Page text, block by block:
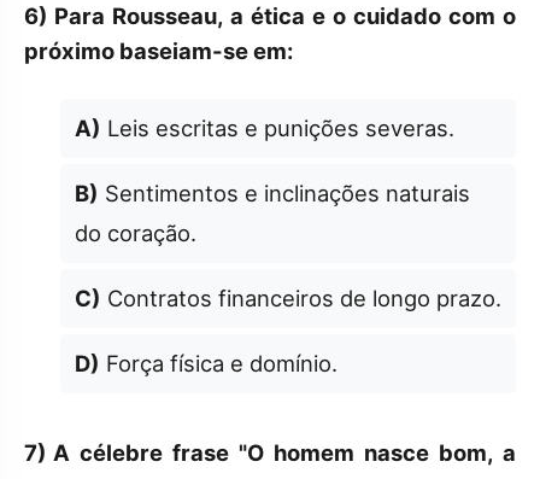
6) Para Rousseau, a ética e o cuidado com o
próximo baseiam-se em:
A) Leis escritas e punições severas.
B) Sentimentos e inclinações naturais
do coração.
C) Contratos financeiros de longo prazo.
D) Força física e domínio.
7) A célebre frase "O homem nasce bom, a